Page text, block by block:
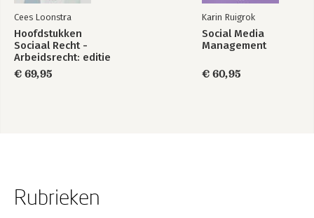
Cees Loonstra
Hoofdstukken
Sociaal Recht -
Arbeidsrecht: editie
2025
€ 69,95
Karin Ruigrok
Social Media
Management
€ 60,95
Rubrieken